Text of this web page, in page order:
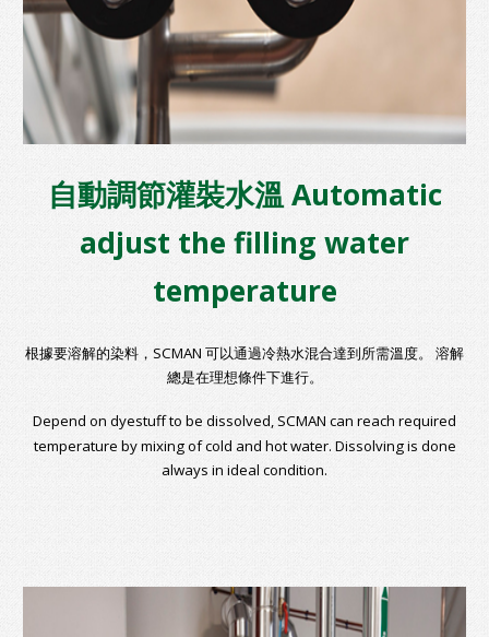
自動調節灌裝水溫 Automatic
adjust the filling water
temperature
根據要溶解的染料，SCMAN 可以通過冷熱水混合達到所需溫度。 溶解
總是在理想條件下進行。
Depend on dyestuff to be dissolved, SCMAN can reach required
temperature by mixing of cold and hot water. Dissolving is done
always in ideal condition.